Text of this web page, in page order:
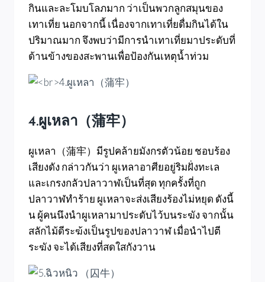
กินและละโมบโลภมาก ว่าเป็นพวกลูกสมุนของ
เทาเที่ย นอกจากนี้ เนื่องจากเทาเที่ยดื่มกินได้ใน
ปริมาณมาก จึงพบว่ามีการนำเทาเที่ยมาประดับที่
ด้านข้างของสะพานเพื่อป้องกันเหตุน้ำท่วม
4.ผูเหลา（蒲牢）
ผูเหลา（蒲牢）มีรูปคล้ายมังกรตัวน้อย ชอบร้อง
เสียงดัง กล่าวกันว่า ผูเหลาอาศียอยู่ริมฝั่งทะเล
และเกรงกลัวปลาวาฬเป็นที่สุด ทุกครั้งที่ถูก
ปลาวาฬทำร้าย ผูเหลาจะส่งเสียงร้องไม่หยุด ดังนี้
น ผู้คนนึงนำผูเหลามาประดับไว้บนระฆัง จากนั้น
สลักไม้ดีระฆ้งเป็นรูปของปลาวาฬ เมื่อนำไปตี
ระฆัง จะได้เสียงที่สดใสกังวาน